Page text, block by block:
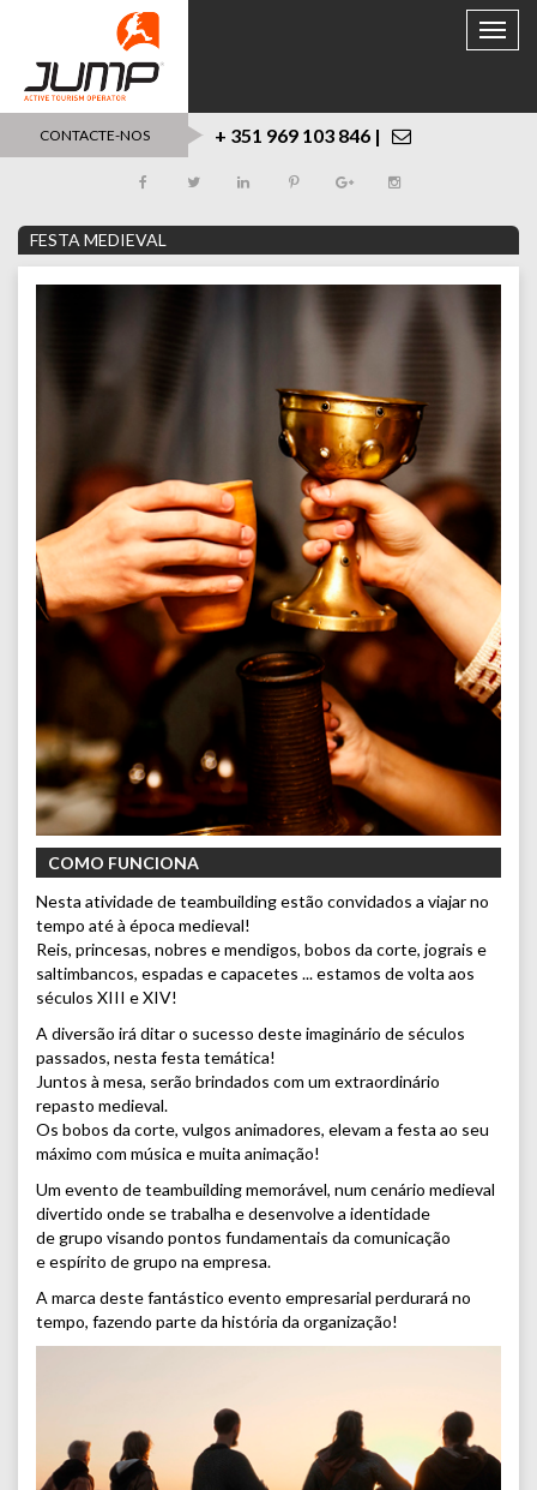
Toggle
CONTACTE-NOS + 351 969 103 846 |
FESTA MEDIEVAL
COMO FUNCIONA
Nesta atividade de teambuilding estão convidados a viajar no
tempo até à época medieval!
Reis, princesas, nobres e mendigos, bobos da corte, jograis e
saltimbancos, espadas e capacetes ... estamos de volta aos
séculos XIII e XIV!
A diversão irá ditar o sucesso deste imaginário de séculos
passados, nesta festa temática!
Juntos à mesa, serão brindados com um extraordinário
repasto medieval.
Os bobos da corte, vulgos animadores, elevam a festa ao seu
máximo com música e muita animação!
Um evento de teambuilding memorável, num cenário medieval
divertido onde se trabalha e desenvolve a identidade
de grupo visando pontos fundamentais da comunicação
e espírito de grupo na empresa.
A marca deste fantástico evento empresarial perdurará no
tempo, fazendo parte da história da organização!